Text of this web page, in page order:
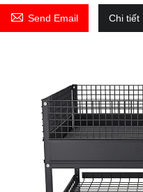
 Send Email Chi tiết